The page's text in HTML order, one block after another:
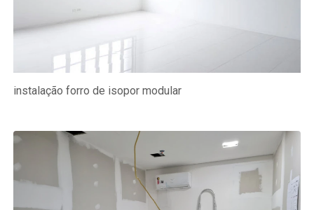
instalação forro de isopor modular